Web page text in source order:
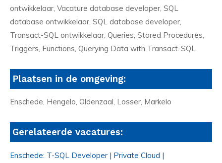
ontwikkelaar, Vacature database developer, SQL
database ontwikkelaar, SQL database developer,
Transact-SQL ontwikkelaar, Queries, Stored Procedures,
Triggers, Functions, Querying Data with Transact-SQL
Plaatsen in de omgeving:
Enschede, Hengelo, Oldenzaal, Losser, Markelo
Gerelateerde vacatures:
Enschede: T-SQL Developer | Private Cloud |